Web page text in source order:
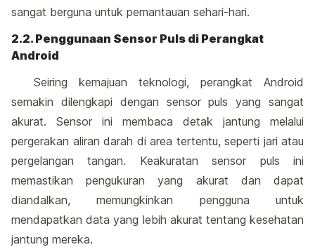
sangat berguna untuk pemantauan sehari-hari.
2.2. Penggunaan Sensor Puls di Perangkat
Android
Seiring kemajuan teknologi, perangkat Android
semakin dilengkapi dengan sensor puls yang sangat
akurat. Sensor ini membaca detak jantung melalui
pergerakan aliran darah di area tertentu, seperti jari atau
pergelangan tangan. Keakuratan sensor puls ini
memastikan pengukuran yang akurat dan dapat
diandalkan, memungkinkan pengguna untuk
mendapatkan data yang lebih akurat tentang kesehatan
jantung mereka.